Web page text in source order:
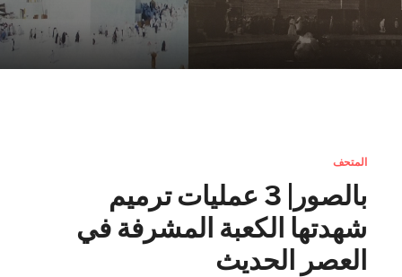
المتحف
بالصور| 3 عمليات ترميم
شهدتها الكعبة المشرفة في
العصر الحديث